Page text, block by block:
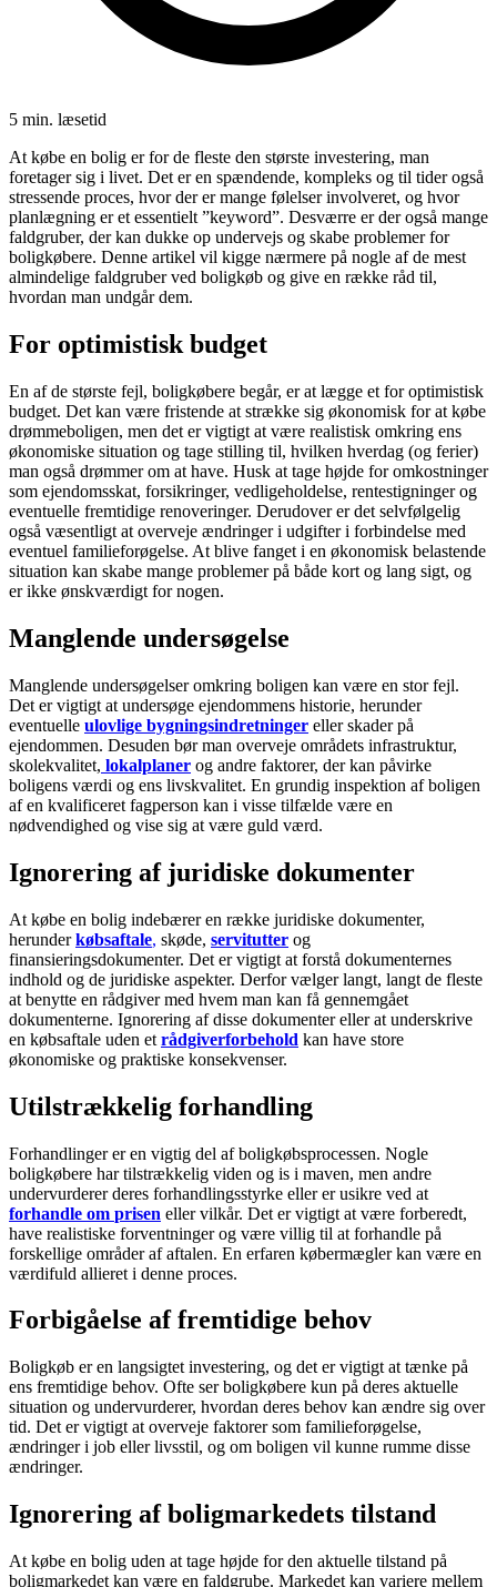
5 min. læsetid
At købe en bolig er for de fleste den største investering, man
foretager sig i livet. Det er en spændende, kompleks og til tider også
stressende proces, hvor der er mange følelser involveret, og hvor
planlægning er et essentielt ”keyword”. Desværre er der også mange
faldgruber, der kan dukke op undervejs og skabe problemer for
boligkøbere. Denne artikel vil kigge nærmere på nogle af de mest
almindelige faldgruber ved boligkøb og give en række råd til,
hvordan man undgår dem.
For optimistisk budget
En af de største fejl, boligkøbere begår, er at lægge et for optimistisk
budget. Det kan være fristende at strække sig økonomisk for at købe
drømmeboligen, men det er vigtigt at være realistisk omkring ens
økonomiske situation og tage stilling til, hvilken hverdag (og ferier)
man også drømmer om at have. Husk at tage højde for omkostninger
som ejendomsskat, forsikringer, vedligeholdelse, rentestigninger og
eventuelle fremtidige renoveringer. Derudover er det selvfølgelig
også væsentligt at overveje ændringer i udgifter i forbindelse med
eventuel familieforøgelse. At blive fanget i en økonomisk belastende
situation kan skabe mange problemer på både kort og lang sigt, og
er ikke ønskværdigt for nogen.
Manglende undersøgelse
Manglende undersøgelser omkring boligen kan være en stor fejl.
Det er vigtigt at undersøge ejendommens historie, herunder
eventuelle ulovlige bygningsindretninger eller skader på
ejendommen. Desuden bør man overveje områdets infrastruktur,
skolekvalitet, lokalplaner og andre faktorer, der kan påvirke
boligens værdi og ens livskvalitet. En grundig inspektion af boligen
af en kvalificeret fagperson kan i visse tilfælde være en
nødvendighed og vise sig at være guld værd.
Ignorering af juridiske dokumenter
At købe en bolig indebærer en række juridiske dokumenter,
herunderkøbsaftale, skøde, servitutter og
finansieringsdokumenter. Det er vigtigt at forstå dokumenternes
indhold og de juridiske aspekter. Derfor vælger langt, langt de fleste
at benytte en rådgiver med hvem man kan få gennemgået
dokumenterne. Ignorering af disse dokumenter eller at underskrive
en købsaftale uden et rådgiverforbehold kan have store
økonomiske og praktiske konsekvenser.
Utilstrækkelig forhandling
Forhandlinger er en vigtig del af boligkøbsprocessen. Nogle
boligkøbere har tilstrækkelig viden og is i maven, men andre
undervurderer deres forhandlingsstyrke eller er usikre ved at
forhandle om prisen eller vilkår. Det er vigtigt at være forberedt,
have realistiske forventninger og være villig til at forhandle på
forskellige områder af aftalen. En erfaren købermægler kan være en
værdifuld allieret i denne proces.
Forbigåelse af fremtidige behov
Boligkøb er en langsigtet investering, og det er vigtigt at tænke på
ens fremtidige behov. Ofte ser boligkøbere kun på deres aktuelle
situation og undervurderer, hvordan deres behov kan ændre sig over
tid. Det er vigtigt at overveje faktorer som familieforøgelse,
ændringer i job eller livsstil, og om boligen vil kunne rumme disse
ændringer.
Ignorering af boligmarkedets tilstand
At købe en bolig uden at tage højde for den aktuelle tilstand på
boligmarkedet kan være en faldgrube. Markedet kan variere mellem